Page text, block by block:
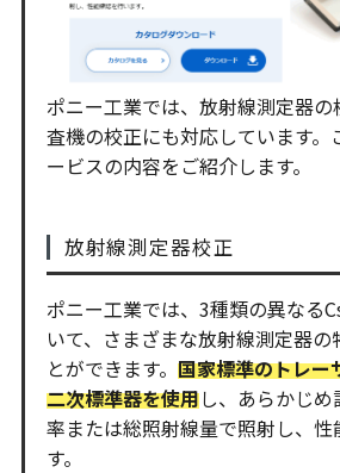
ポニー工業では、放射線測定器
査機の校正にも対応しています。
ービスの内容をご紹介します。
放射線測定器校正
ポニー工業では、3種類の異なる
いて、さまざまな放射線測定器の
とができます。 国家標準のトレー
二次標準器を使用し、あらかじ
率または総照射線量で照射し、性
す。